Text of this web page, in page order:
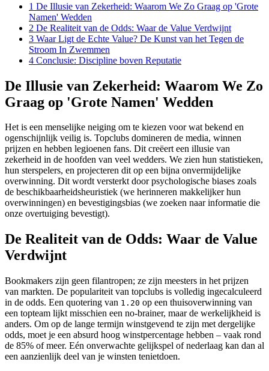
1 De Illusie van Zekerheid: Waarom We Zo Graag op 'Grote
Namen' Wedden
2 De Realiteit van de Odds: Waar de Value Verdwijnt
3 Waar Ligt de Echte Value? De Kunst van het Tegen de
Stroom In Zwemmen
4 Conclusie: Discipline boven Reputatie
De Illusie van Zekerheid: Waarom We Zo
Graag op 'Grote Namen' Wedden
Het is een menselijke neiging om te kiezen voor wat bekend en
ogenschijnlijk veilig is. Topclubs domineren de media, winnen
prijzen en hebben legioenen fans. Dit creëert een illusie van
zekerheid in de hoofden van veel wedders. We zien hun statistieken,
hun sterspelers, en projecteren dit op een bijna onvermijdelijke
overwinning. Dit wordt versterkt door psychologische biases zoals
de beschikbaarheidsheuristiek (we herinneren makkelijker hun
overwinningen) en bevestigingsbias (we zoeken naar informatie die
onze overtuiging bevestigt).
De Realiteit van de Odds: Waar de Value
Verdwijnt
Bookmakers zijn geen filantropen; ze zijn meesters in het prijzen
van markten. De populariteit van topclubs is volledig ingecalculeerd
in de odds. Een quotering van 1.20 op een thuisoverwinning van
een topteam lijkt misschien een no-brainer, maar de werkelijkheid is
anders. Om op de lange termijn winstgevend te zijn met dergelijke
odds, moet je een absurd hoog winstpercentage hebben – vaak rond
de 85% of meer. Eén onverwachte gelijkspel of nederlaag kan dan al
een aanzienlijk deel van je winsten tenietdoen.